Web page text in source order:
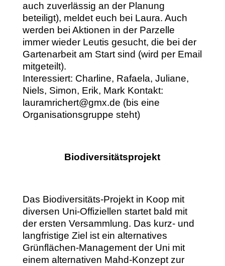
auch zuverlässig an der Planung
beteiligt), meldet euch bei Laura. Auch
werden bei Aktionen in der Parzelle
immer wieder Leutis gesucht, die bei der
Gartenarbeit am Start sind (wird per Email
mitgeteilt).
Interessiert: Charline, Rafaela, Juliane,
Niels, Simon, Erik, Mark Kontakt:
lauramrichert@gmx.de (bis eine
Organisationsgruppe steht)
Biodiversitätsprojekt
Das Biodiversitäts-Projekt in Koop mit
diversen Uni-Offiziellen startet bald mit
der ersten Versammlung. Das kurz- und
langfristige Ziel ist ein alternatives
Grünflächen-Management der Uni mit
einem alternativen Mahd-Konzept zur